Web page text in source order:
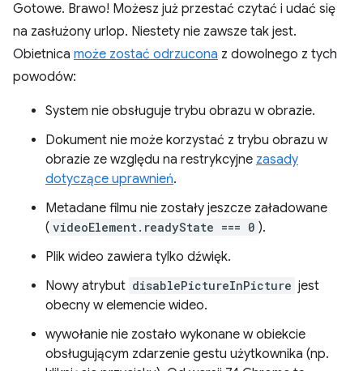
Gotowe. Brawo! Możesz już przestać czytać i udać się
na zasłużony urlop. Niestety nie zawsze tak jest.
Obietnica może zostać odrzucona z dowolnego z tych
powodów:
System nie obsługuje trybu obrazu w obrazie.
Dokument nie może korzystać z trybu obrazu w
obrazie ze względu na restrykcyjne zasady
dotyczące uprawnień.
Metadane filmu nie zostały jeszcze załadowane
( videoElement.readyState === 0 ).
Plik wideo zawiera tylko dźwięk.
Nowy atrybut disablePictureInPicture jest
obecny w elemencie wideo.
wywołanie nie zostało wykonane w obiekcie
obsługującym zdarzenie gestu użytkownika (np.